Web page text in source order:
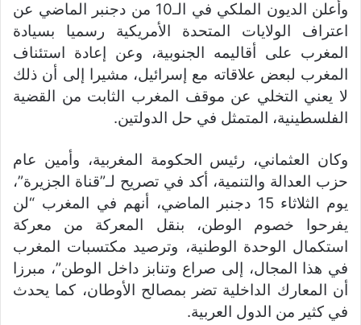
وأعلن الديون الملكي في الـ10 من دجنبر الماضي عن
اعتراف الولايات المتحدة الأمريكية رسميا بسيادة
المغرب على أقاليمه الجنوبية، وعن إعادة استئناف
المغرب لبعض علاقاته مع إسرائيل، مشيرا إلى أن ذلك
لا يعني التخلي عن موقف المغرب الثابت من القضية
الفلسطينية، المتمثل في حل الدولتين.
وكان العثماني، رئيس الحكومة المغربية، وأمين عام
حزب العدالة والتنمية، أكد في تصريح لـ”قناة الجزيرة”،
يوم الثلاثاء 15 دجنبر الماضي، أنهم في المغرب “لن
يفرحوا خصوم الوطن، بنقل المعركة من معركة
استكمال الوحدة الوطنية، وترصيد مكتسبات المغرب
في هذا المجال، إلى صراع وتنابز داخل الوطن”، مبرزا
أن المعارك الداخلية تضر بمصالح الأوطان، كما يحدث
في كثير من الدول العربية.